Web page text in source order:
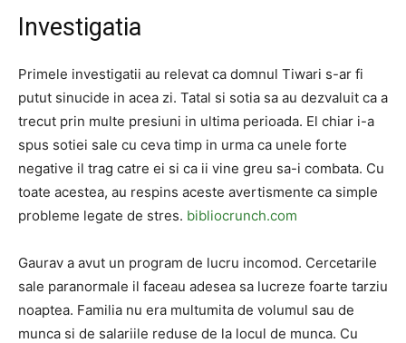
Investigatia
Primele investigatii au relevat ca domnul Tiwari s-ar fi
putut sinucide in acea zi. Tatal si sotia sa au dezvaluit ca a
trecut prin multe presiuni in ultima perioada. El chiar i-a
spus sotiei sale cu ceva timp in urma ca unele forte
negative il trag catre ei si ca ii vine greu sa-i combata. Cu
toate acestea, au respins aceste avertismente ca simple
probleme legate de stres. bibliocrunch.com
Gaurav a avut un program de lucru incomod. Cercetarile
sale paranormale il faceau adesea sa lucreze foarte tarziu
noaptea. Familia nu era multumita de volumul sau de
munca si de salariile reduse de la locul de munca. Cu